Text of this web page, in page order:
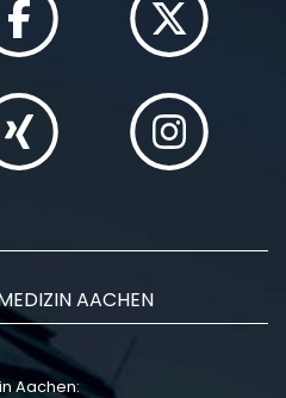
AACHEN
Aachen: